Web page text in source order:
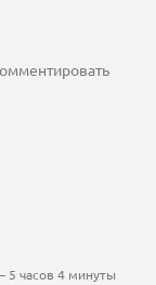
5 часов 4 минуты